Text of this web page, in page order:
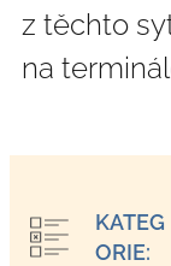
z těchto
na
KATEG
ORIE: